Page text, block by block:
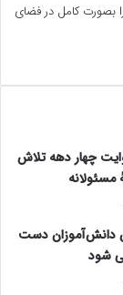
بصورت کامل در فضای
چهار دهه تلاش
مسئولانه
دانش‌آموزان دست
شود